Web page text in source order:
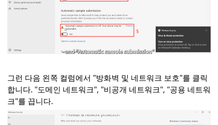
그런 다음 왼쪽 컬럼에서 "방화벽 및 네트워크 보호"를 클릭
합니다. "도메인 네트워크", "비공개 네트워크", "공용 네트워
크"를 끕니다.